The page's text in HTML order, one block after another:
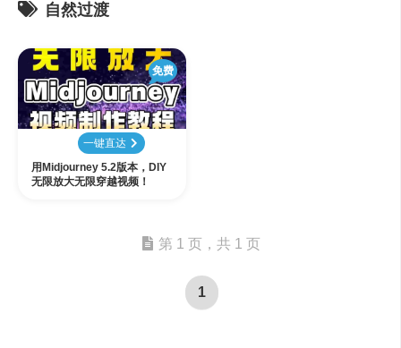
自然过渡
免费
一键直达
用Midjourney 5.2版本，DIY
无限放大无限穿越视频！
第 1 页，共 1 页
1